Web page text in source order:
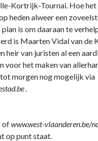
Kortrijk-Tournai. Hoe
heden alweer een
plan is om daaraan te
is Maarten Vidal van de
heir van juristen al een
voor het maken van
morgen nog mogelijk via
.
ofwww.west-vlaanderen.be/
op punt staat.